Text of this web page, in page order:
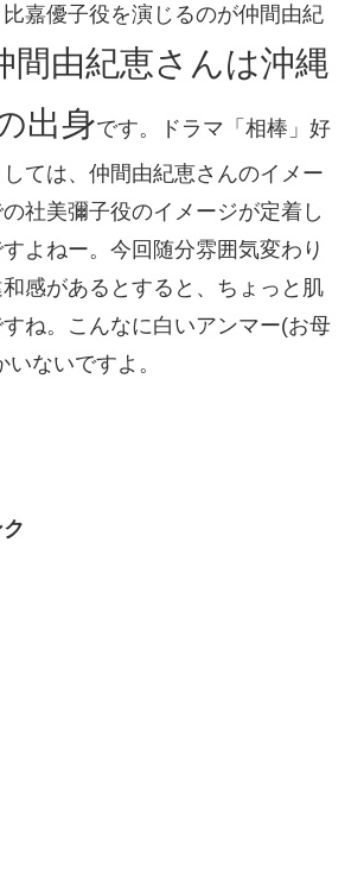
嘉優子役を演じるのが仲間由紀
間由紀恵さんは沖縄
出身です。ドラマ「相棒」好
ては、仲間由紀恵さんのイメー
社美彌子役のイメージが定着し
よねー。今回随分雰囲気変わり
感があるとすると、ちょっと肌
ね。こんなに白いアンマー(お母
ないですよ。